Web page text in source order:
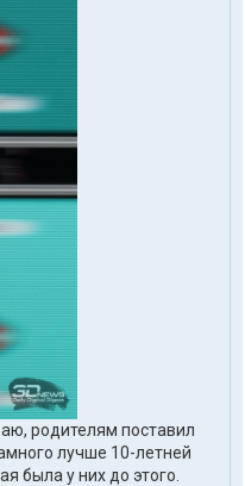
родителям поставил
лучше 10-летней
была у них до этого.